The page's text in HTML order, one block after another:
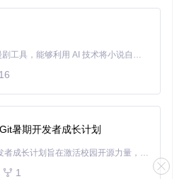
适合你的工作方式
批量处理需求，提供丰富的参数选
Toonflow 是一款 AI 短剧漫剧工具，能够利用 AI 技术将小说自动转化为剧本，并结合 AI 生成的图片和视频，实现高效的短剧创作。借助 Toonflow，可以轻松完成从文字到影像的全流程，让短剧制作变得更加智能与便捷。
16
暑期开发者成长计划
「源启盛夏」暑期校园开发者成长计划旨在激活校园开源力量，通过积分激励、认证扶持、资源倾斜等形式，引导高校组织和开发者完成「入驻 — 建项目 — 做贡献 — 获认证 — 得资源」的完整闭环。无论你是想带领社团入驻平台的组织者，还是希望用代码贡献证明自己的开发者，都能在这里找到属于你的成长路径。
1